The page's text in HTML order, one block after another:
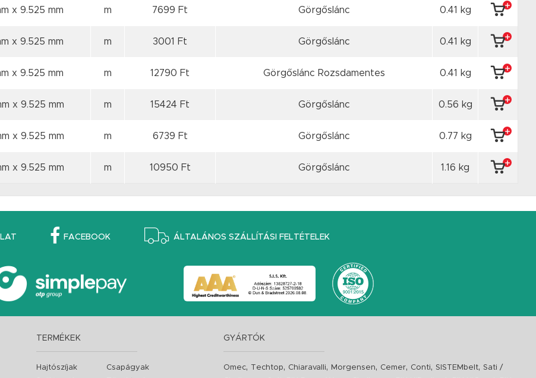
x 9.525 mm m 7699 Ft Görgőslánc 0.41 kg
x 9.525 mm m 3001 Ft Görgőslánc 0.41 kg
x 9.525 mm m 12790 Ft Görgőslánc Rozsdamentes 0.41 kg
x 9.525 mm m 15424 Ft Görgőslánc 0.56 kg
x 9.525 mm m 6739 Ft Görgőslánc 0.77 kg
x 9.525 mm m 10950 Ft Görgőslánc 1.16 kg
FACEBOOK ÁLTALÁNOS SZÁLLÍTÁSI FELTÉTELEK
TERMÉKEK
Hajtószíjak
Csapágyak
GYÁRTÓK
Omec, Techtop, Chiaravalli, Morgensen, Cemer, Conti,SISTEMbelt,Sati /